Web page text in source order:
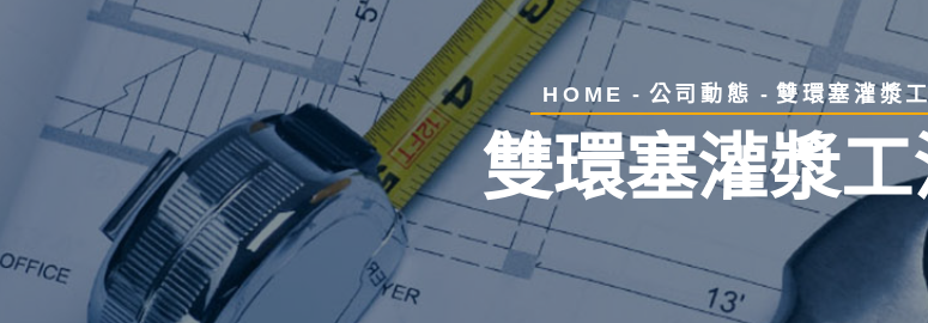
HOME 公司動態 雙環塞灌漿
雙環塞灌漿